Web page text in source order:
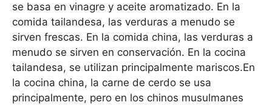
se basa en vinagre y aceite aromatizado. En la
comida tailandesa, las verduras a menudo se
sirven frescas. En la comida china, las verduras a
menudo se sirven en conservación. En la cocina
tailandesa, se utilizan principalmente mariscos.En
la cocina china, la carne de cerdo se usa
principalmente, pero en los chinos musulmanes